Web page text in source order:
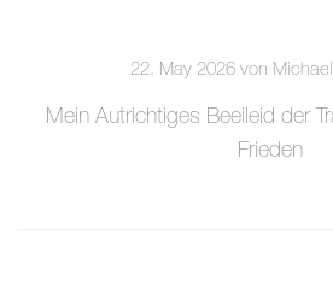
22. May 2026 von
Mein Autrichtiges Beeileid der
Frieden